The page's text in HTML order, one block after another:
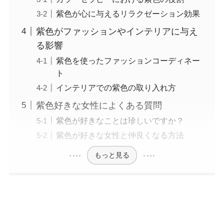
紫色が心に与えるリラクゼーション効果
紫色がファッションやインテリアに与え
る影響
紫色を使ったファッションコーディネー
ト
インテリアでの紫色の取り入れ方
紫色好きな女性によくある質問
紫色が好きなことは珍しいですか？
紫色が好きな女性と仲良くなる方法
もっと見る